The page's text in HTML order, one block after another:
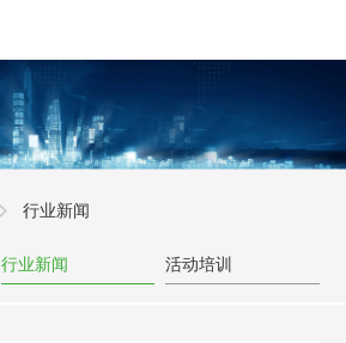
行业新闻
行业新闻 活动培训